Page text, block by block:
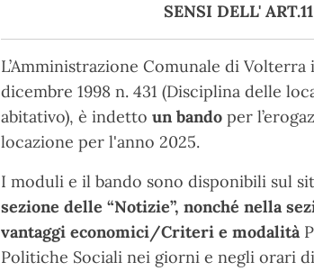
SENSI DELL'
L’Amministrazione Comunale di Volterra
dicembre 1998 n. 431 (Disciplina delle
abitativo), è indetto un bando per
locazione per l'anno 2025.
I moduli e il bando sono disponibili sul
sezione delle “Notizie”, nonché nella
vantaggi economici/Criteri e modalità
Politiche Sociali nei giorni e negli orari